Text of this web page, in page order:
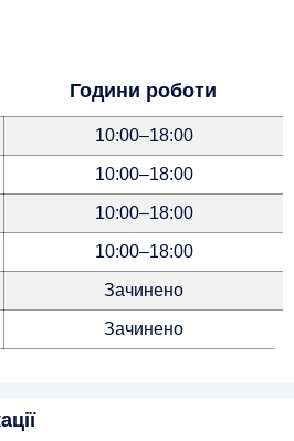
Години роботи
10:00–18:00
10:00–18:00
10:00–18:00
10:00–18:00
Зачинено
Зачинено